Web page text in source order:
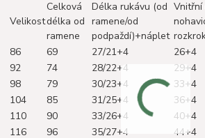
Velikost
Celková
délka od
ramene
Délka rukávu (od
ramene/od
podpaždí)+náplet
Vnitřní
86
69 27/21+4 26+4
92
74 28/22+4 29+4
98
79 30/23+4 33+4
104
85 31/25+4 36+4
110
90 33/26+4 40+4
116
96 35/27+4 44+4